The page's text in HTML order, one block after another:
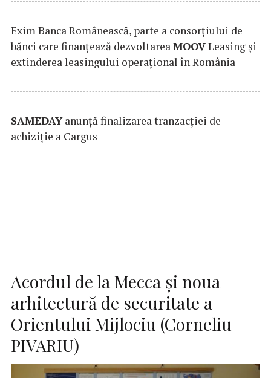
Exim Banca Românească, parte a consorțiului de
bănci care finanțează dezvoltareaMOOVLeasing și
extinderea leasingului operațional în România
SAMEDAYanunță finalizarea tranzacției de
achiziție a Cargus
Acordul de la Mecca și noua
arhitectură de securitate a
Orientului Mijlociu (Corneliu
PIVARIU)